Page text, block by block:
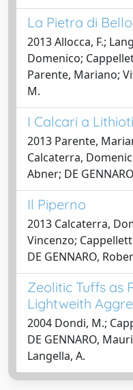
La Pietra di
2013 Allocca, F.;
Domenico;
Parente, Mariano;
M.
I Calcari a
2013 Parente,
Calcaterra,
Abner; DE
Il Piperno
2013 Calcaterra,
Vincenzo;
DE GENNARO,
Zeolitic Tuffs as
Lightweith
2004 Dondi, M.;
DE GENNARO,
Langella, A.